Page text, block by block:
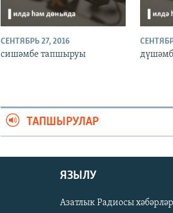
СЕНТЯБРЬ 27, 2016
сишәмбе тапшыруы
ТАПШЫРУЛАР
ЯЗЫЛУ
Азатлык Радиосы